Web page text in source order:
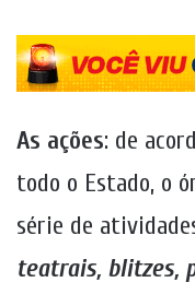
As ações: de
todo o Estado, o
série de
teatrais, blitzes,